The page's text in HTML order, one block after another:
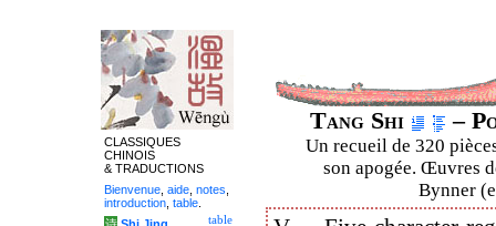
Tang Shi –
Un recueil de 320
son apogée. Œuvres
Bynner
CLASSIQUES
CHINOIS
& TRADUCTIONS
Bienvenue aide notes
introduction table
table